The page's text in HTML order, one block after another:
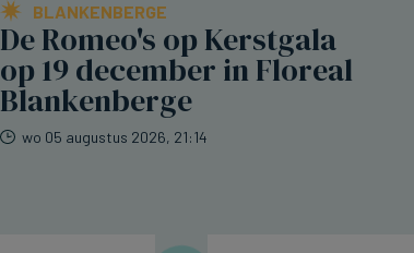
BLANKENBERGE
De Romeo's op Kerstgala
op 19 december in Floreal
Blankenberge
wo 05 augustus 2026, 21:14